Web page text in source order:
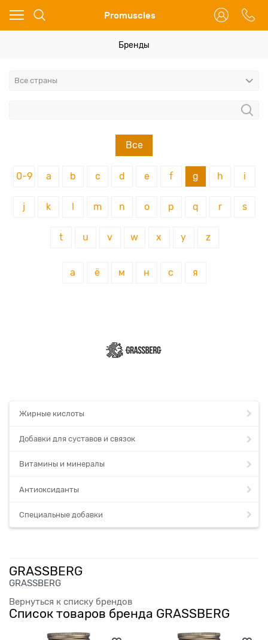
Promuscles
Бренды
Все
0-9 a b c d e f g h i
j k m n o p q r s
t u v w x y z
а ё м н с я
Жирные кислоты
Добавки для суставов и связок
Витамины и минералы
Антиоксиданты
Специальные добавки
GRASSBERG
GRASSBERG
Вернуться к списку брендов
Список товаров бренда GRASSBERG
Ваш город - Москва,
угадали?